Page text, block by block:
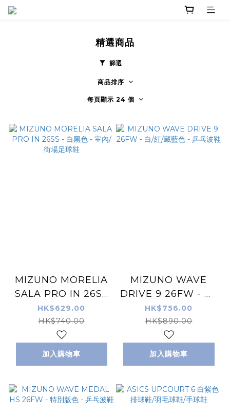
精選商品
篩選
商品排序
每頁顯示 24 個
MIZUNO MORELIA
SALA PRO IN 26SS
- 白黑色 - 室內/街場
足球鞋
HK$629.00
HK$740.00
加入購物車
MIZUNO WAVE
DRIVE 9 26FW - 白/
紅/藏藍色 - 乒乓波鞋
HK$756.00
HK$890.00
加入購物車